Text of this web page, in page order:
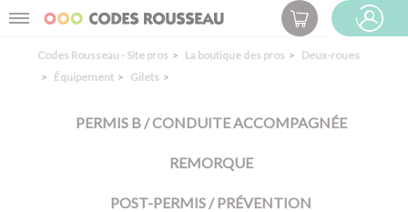
Menu
Codes Rousseau - Site pros La boutique des pros
Deux-roues
Équipement
Gilets
PERMIS B / CONDUITE ACCOMPAGNÉE
REMORQUE
POST-PERMIS / PRÉVENTION
Panneau de gestion des cookies